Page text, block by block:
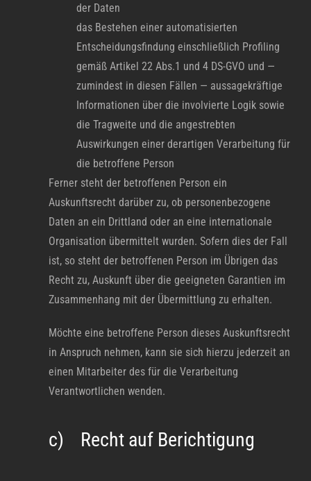
der Daten
das Bestehen einer automatisierten
Entscheidungsfindung einschließlich Profiling
gemäß Artikel 22 Abs.1 und 4 DS-GVO und —
zumindest in diesen Fällen — aussagekräftige
Informationen über die involvierte Logik sowie
die Tragweite und die angestrebten
Auswirkungen einer derartigen Verarbeitung für
die betroffene Person
Ferner steht der betroffenen Person ein
Auskunftsrecht darüber zu, ob personenbezogene
Daten an ein Drittland oder an eine internationale
Organisation übermittelt wurden. Sofern dies der Fall
ist, so steht der betroffenen Person im Übrigen das
Recht zu, Auskunft über die geeigneten Garantien im
Zusammenhang mit der Übermittlung zu erhalten.
Möchte eine betroffene Person dieses Auskunftsrecht
in Anspruch nehmen, kann sie sich hierzu jederzeit an
einen Mitarbeiter des für die Verarbeitung
Verantwortlichen wenden.
c) Recht auf Berichtigung